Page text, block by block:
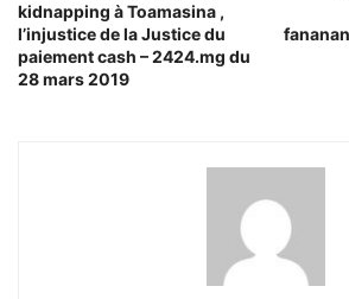
kidnapping à Toamasina ,
l’injustice de la Justice du
paiement cash – 2424.mg du
28 mars 2019